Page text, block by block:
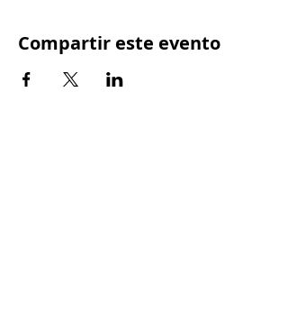
Compartir este evento